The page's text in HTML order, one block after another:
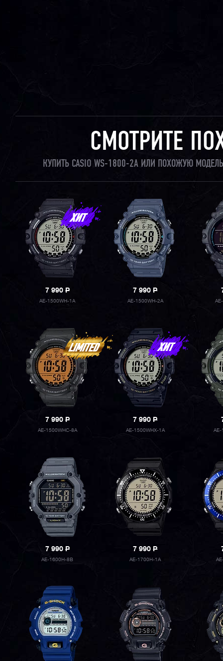
СМОТРИТЕ
КУПИТЬ CASIO WS-1800-2A ИЛИ ПОХОЖУЮ
7 990P
AE-1500WH-1A
7 990P
AE-1500WH-2A
7 990P
AE-1500WHC-8A
7 990P
AE-1500WHX-1A AE-
7 990P
AE-1600H-8B
7 990P
AE-1700H-1A